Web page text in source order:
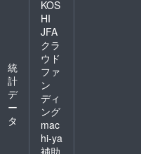
統
計
デ
ー
タ
KOS
HI
JFA
クラ
ウド
ファ
ン
ディ
ング
mac
hi-ya